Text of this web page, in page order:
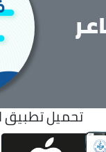
تحميل تطبيق